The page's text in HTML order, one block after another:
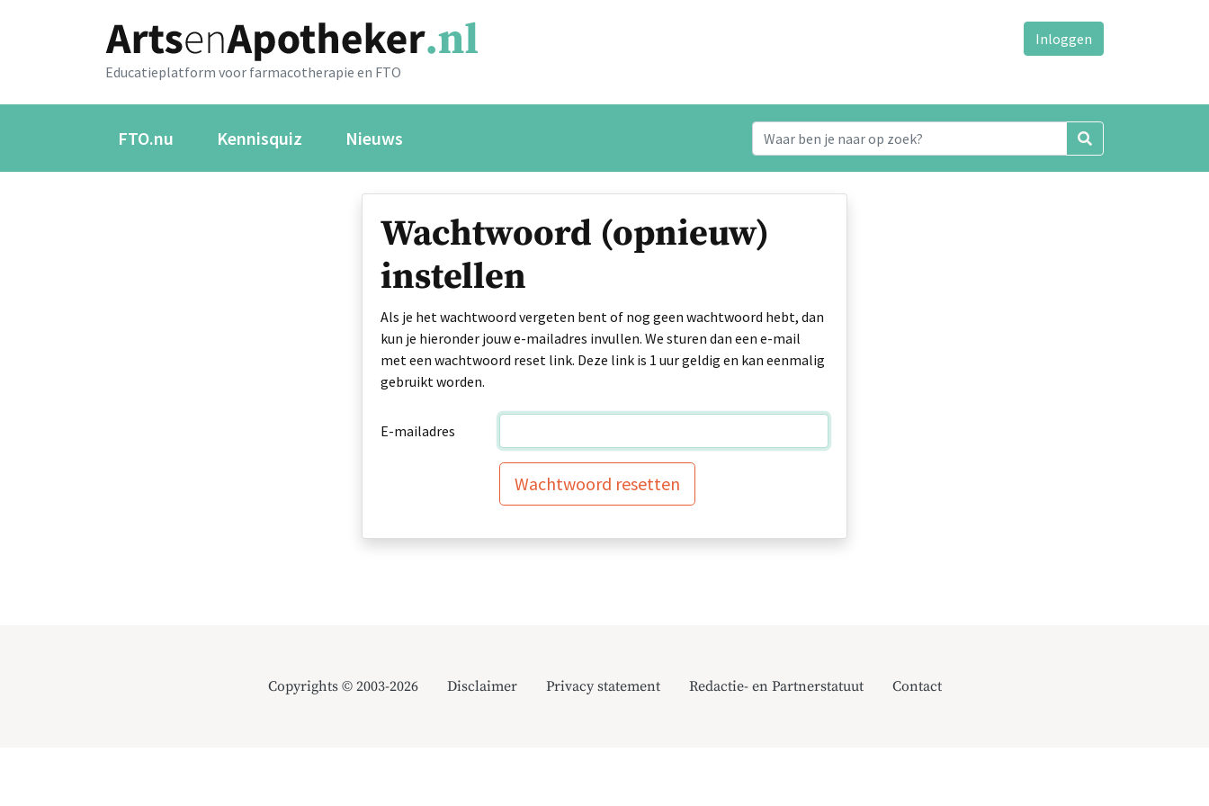
Educatieplatform voor farmacotherapie en FTO
Inloggen
FTO.nu Kennisquiz Nieuws
Wachtwoord (opnieuw)
instellen
Als je het wachtwoord vergeten bent of nog geen wachtwoord hebt, dan
kun je hieronder jouw e-mailadres invullen. We sturen dan een e-mail
met een wachtwoord reset link. Deze link is 1 uur geldig en kan eenmalig
gebruikt worden.
E-mailadres
Wachtwoord resetten
Copyrights © 2003-2026 Disclaimer Privacy statement Redactie- en Partnerstatuut Contact